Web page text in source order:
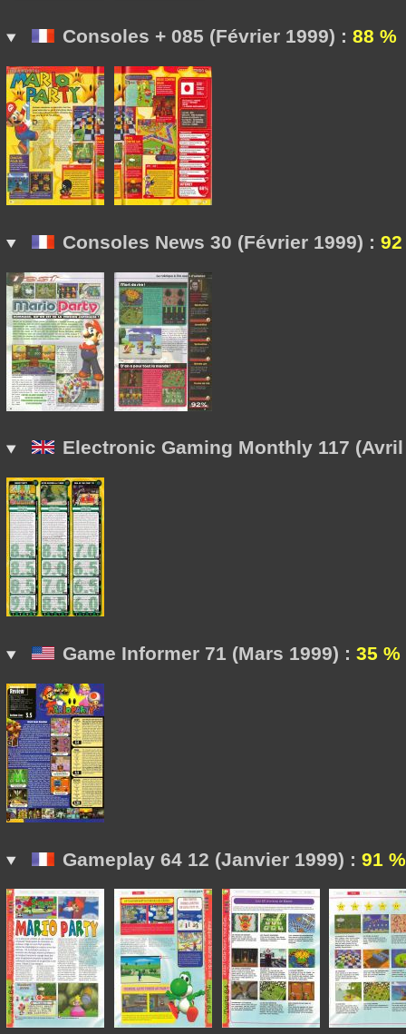
Consoles + 085 (Février 1999) : 88 %
Consoles News 30 (Février 1999) :
Electronic Gaming Monthly 117
Game Informer 71 (Mars 1999) : 35 %
Gameplay 64 12 (Janvier 1999) : 91 %